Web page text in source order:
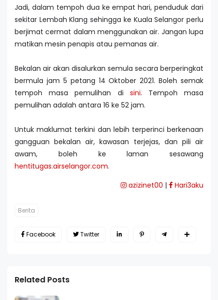
Jadi, dalam tempoh dua ke empat hari, penduduk dari
sekitar Lembah Klang sehingga ke Kuala Selangor perlu
berjimat cermat dalam menggunakan air. Jangan lupa
matikan mesin penapis atau pemanas air.
Bekalan air akan disalurkan semula secara berperingkat
bermula jam 5 petang 14 Oktober 2021. Boleh semak
tempoh masa pemulihan di sini. Tempoh masa
pemulihan adalah antara 16 ke 52 jam.
Untuk maklumat terkini dan lebih terperinci berkenaan
gangguan bekalan air, kawasan terjejas, dan pili air
awam, boleh ke laman sesawang
hentitugas.airselangor.com.
azizinet00 | Hari3aku
Berita
Facebook Twitter
Related Posts